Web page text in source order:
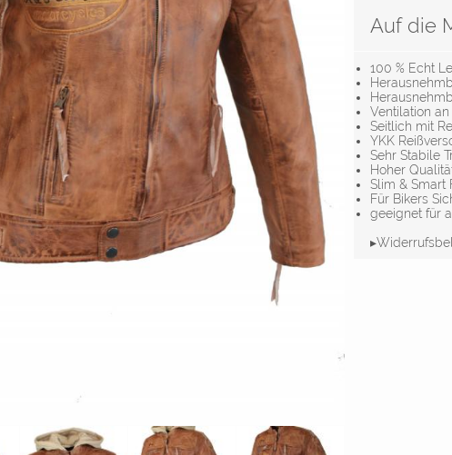
Auf die
100 % Echt
Ventilation
Seitlich mit
YKK
Sehr Stabile
Hoher
Slim & Smart
Für Bikers
geeignet für